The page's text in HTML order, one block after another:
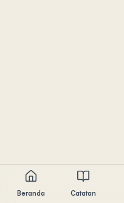
Beranda Catatan